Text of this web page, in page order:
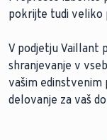
pokrijte tudi veliko
V podjetju Vaillant
shranjevanje v
vašim
delovanje za vaš